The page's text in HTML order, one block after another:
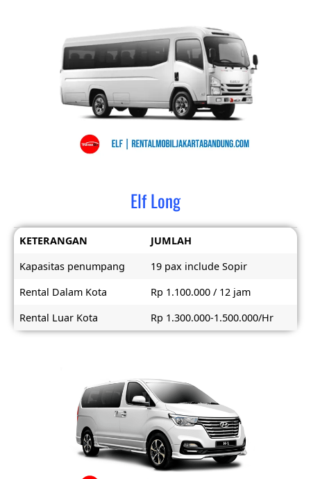
Elf Long
KETERANGAN
JUMLAH
Kapasitas penumpang
19 pax include Sopir
Rental Dalam Kota
Rp 1.100.000 / 12 jam
Rental Luar Kota
Rp 1.300.000-1.500.000/Hr